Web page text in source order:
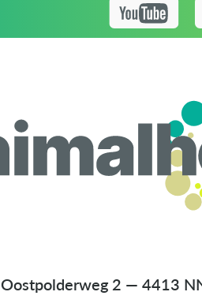
Oostpolderweg 2 — 4413